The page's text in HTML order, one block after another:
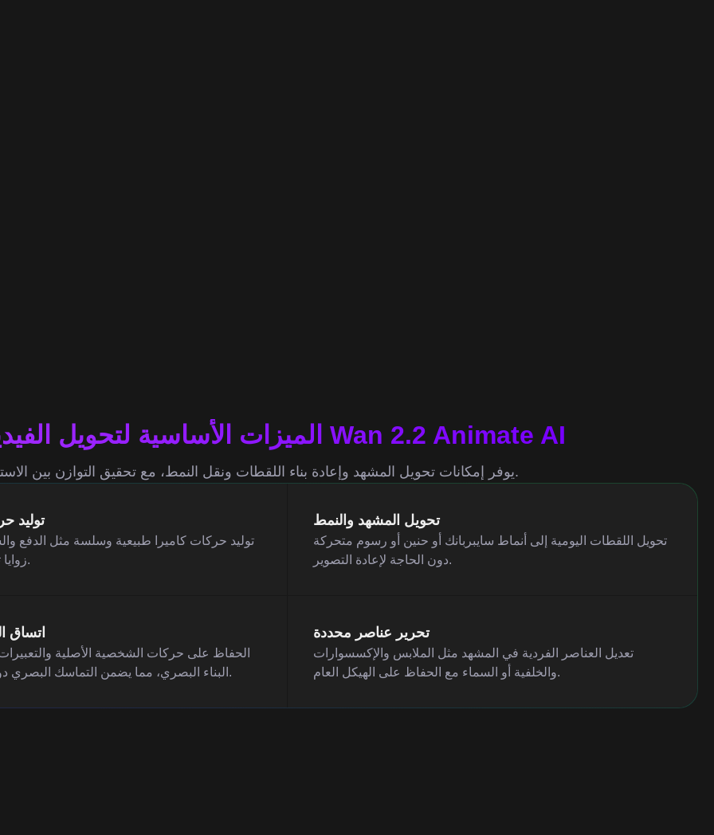
الميزات الأساسية لتحويل الفيديو باستخدام Wan 2.2 Animate AI
يوفر إمكانات تحويل المشهد وإعادة بناء اللقطات ونقل النمط، مع تحقيق التوازن بين الاستقرار والتعبير الإبداعي.
توليد
توليد حركات كاميرا طبيعية وسلسة مثل الدفع
زوايا ثابتة أو لقطات ثابتة.
تحويل المشهد والنمط
تحويل اللقطات اليومية إلى أنماط سايبربانك أو حنين أو رسوم متحركة
دون الحاجة لإعادة التصوير.
اتساق
الحفاظ على حركات الشخصية الأصلية والتعبيرات
البناء البصري، مما يضمن التماسك البصري دون فقدان الإطارات.
تحرير عناصر محددة
تعديل العناصر الفردية في المشهد مثل الملابس والإكسسوارات
والخلفية أو السماء مع الحفاظ على الهيكل العام.